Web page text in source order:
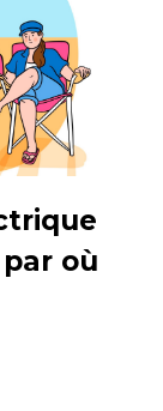
où